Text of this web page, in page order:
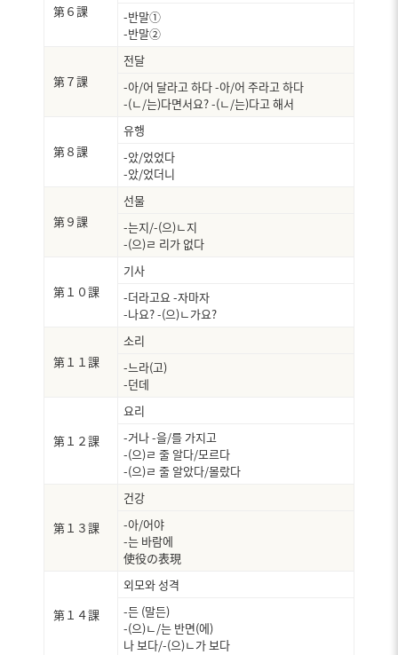
第６課
-반말①
-반말②
第７課
전달
-아/어 달라고 하다 -아/어 주라고 하다
-(ㄴ/는)다면서요? -(ㄴ/는)다고 해서
第８課
유행
-았/었었다
-았/었더니
第９課
선물
-는지/-(으)ㄴ지
-(으)ㄹ 리가 없다
第１０課
기사
-더라고요 -자마자
-나요? -(으)ㄴ가요?
第１１課
소리
-느라(고)
-던데
第１２課
요리
-거나 -을/를 가지고
-(으)ㄹ 줄 알다/모르다
-(으)ㄹ 줄 알았다/몰랐다
第１３課
건강
-아/어야
-는 바람에
使役の表現
第１４課
외모와 성격
-든 (말든)
-(으)ㄴ/는 반면(에)
나 보다/-(으)ㄴ가 보다